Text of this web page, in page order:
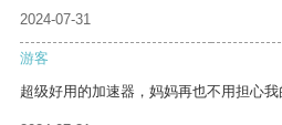
2024-07-31
游客
超级好用的加速器，妈妈再也不用担心我